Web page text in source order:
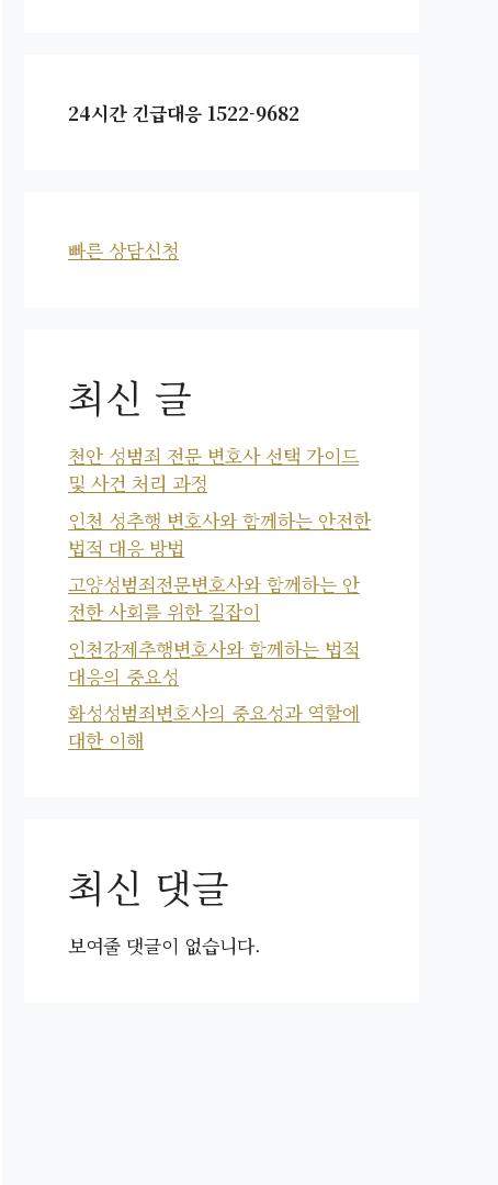
24시간 긴급대응 1522-9682
빠른 상담신청
최신 글
천안 성범죄 전문 변호사 선택 가이드
및 사건 처리 과정
인천 성추행 변호사와 함께하는 안전한
법적 대응 방법
고양성범죄전문변호사와 함께하는 안
전한 사회를 위한 길잡이
인천강제추행변호사와 함께하는 법적
대응의 중요성
화성성범죄변호사의 중요성과 역할에
대한 이해
최신 댓글
보여줄 댓글이 없습니다.